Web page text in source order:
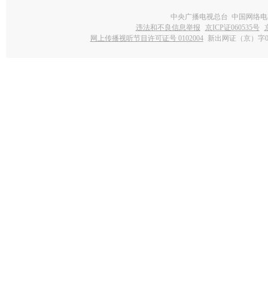
中央广播电视总台 中国网络
违法和不良信息举报
京ICP证060535号
网上传播视听节目许可证号 0102004 新出网证（京）